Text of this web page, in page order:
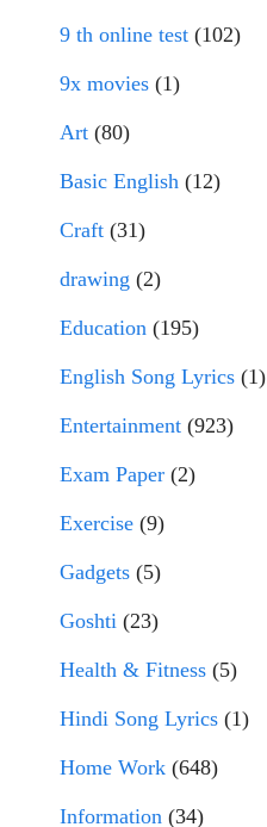
9 th online test (102)
9x movies (1)
Art (80)
Basic English (12)
Craft (31)
drawing (2)
Education (195)
English Song Lyrics (1)
Entertainment (923)
Exam Paper (2)
Exercise (9)
Gadgets (5)
Goshti (23)
Health & Fitness (5)
Hindi Song Lyrics (1)
Home Work (648)
Information (34)